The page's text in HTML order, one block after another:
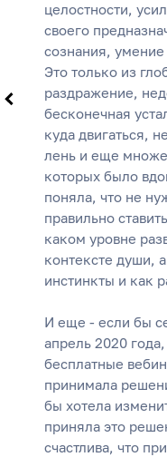
целостности,
своего
сознания,
Это только из
раздражение,
бесконечная
куда двигаться,
лень и еще
которых было
поняла, что не
правильно
каком уровне
контексте души,
инстинкты и как
И еще - если бы
апрель 2020
бесплатные
принимала
бы хотела
приняла это
счастлива, что